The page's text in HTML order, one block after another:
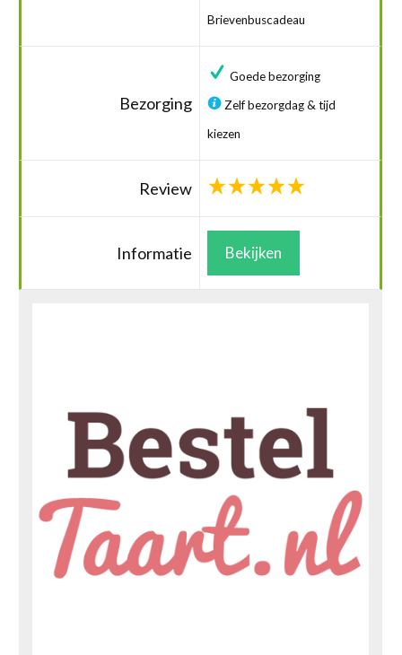
Brievenbuscadeau
Bezorging
Goede bezorging
Zelf bezorgdag & tijd
kiezen
Review
Informatie Bekijken